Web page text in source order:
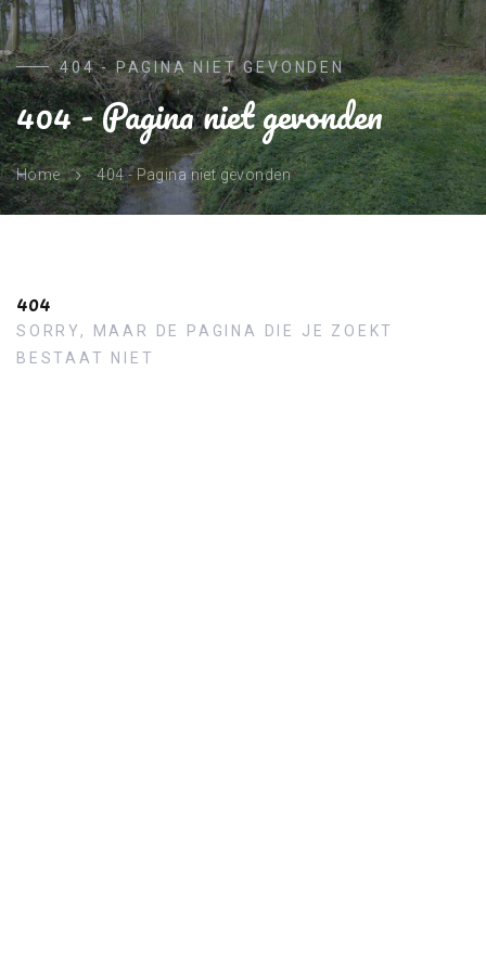
404 - PAGINA NIET GEVONDEN
404 - Pagina niet gevonden
Home 404 - Pagina niet gevonden
404
SORRY, MAAR DE PAGINA DIE JE ZOEKT
BESTAAT NIET